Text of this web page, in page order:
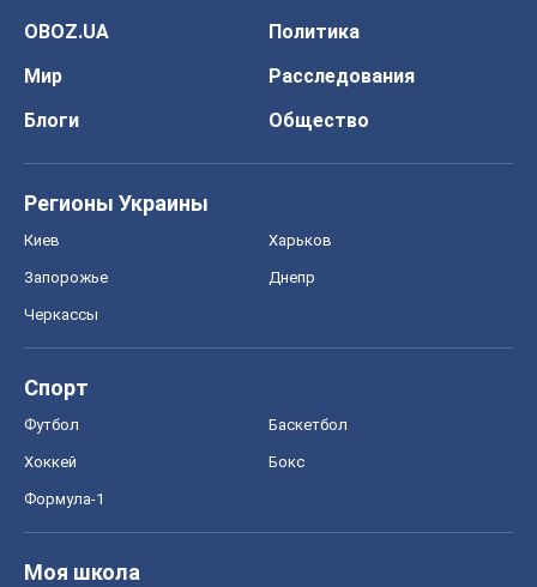
OBOZ.UA
Политика
Мир
Расследования
Блоги
Общество
Регионы Украины
Киев Харьков
Запорожье Днепр
Черкассы
Спорт
Футбол Баскетбол
Хоккей Бокс
Формула-1
Моя школа